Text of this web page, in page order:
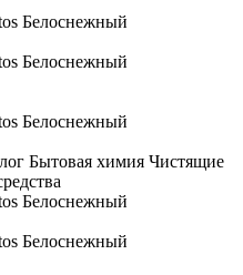
Белоснежный
Белоснежный
Белоснежный
Бытовая химия Чистящие
Белоснежный
Белоснежный